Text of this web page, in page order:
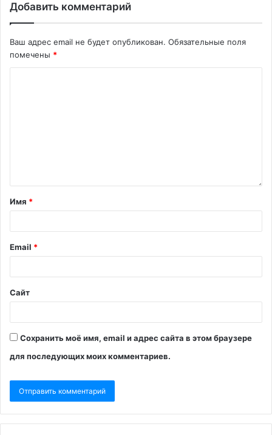
Добавить комментарий
Ваш адрес email не будет опубликован. Обязательные поля
помечены *
Имя *
Email *
Сайт
Сохранить моё имя, email и адрес сайта в этом браузере
для последующих моих комментариев.